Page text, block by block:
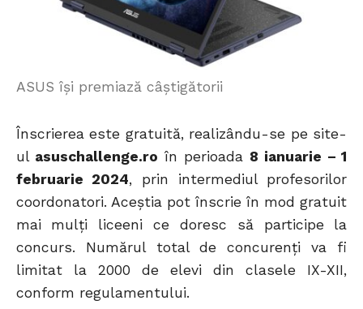
ASUS își premiază câștigătorii
Înscrierea este gratuită, realizându-se pe site-
ul asuschallenge.ro în perioada 8 ianuarie – 1
februarie 2024, prin intermediul profesorilor
coordonatori. Aceștia pot înscrie în mod gratuit
mai mulți liceeni ce doresc să participe la
concurs. Numărul total de concurenți va fi
limitat la 2000 de elevi din clasele IX-XII,
conform regulamentului.